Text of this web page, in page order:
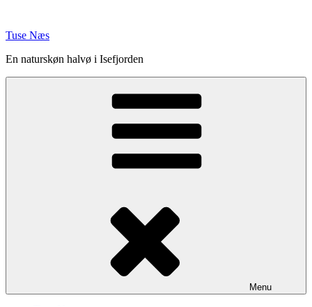
indhold
Tuse Næs
En naturskøn halvø i Isefjorden
Menu